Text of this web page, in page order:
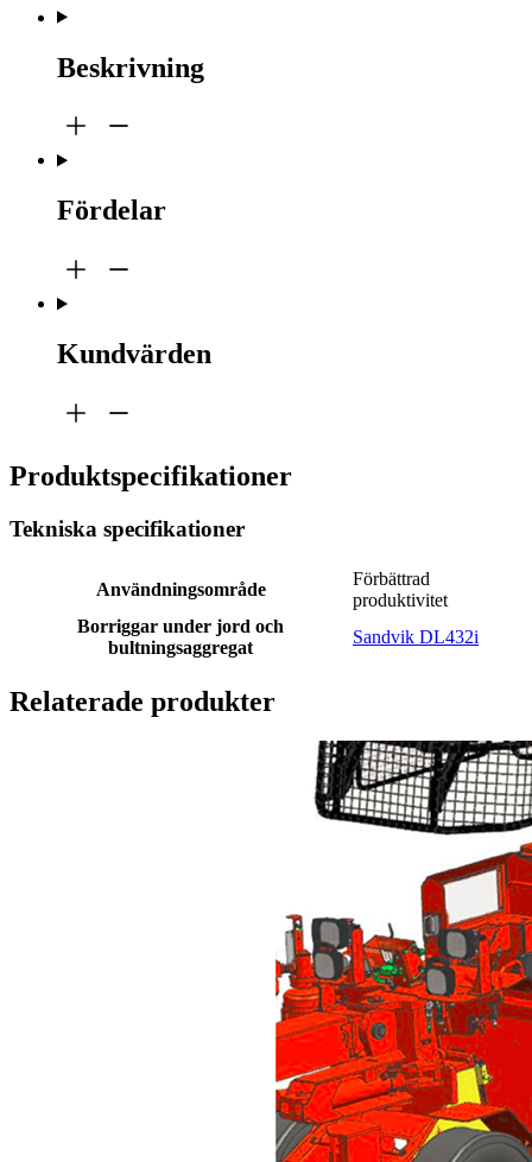
Beskrivning
Fördelar
Kundvärden
Produktspecifikationer
Tekniska specifikationer
Användningsområde
Förbättrad
produktivitet
Borriggar under jord och
bultningsaggregat
Sandvik DL432i
Relaterade produkter